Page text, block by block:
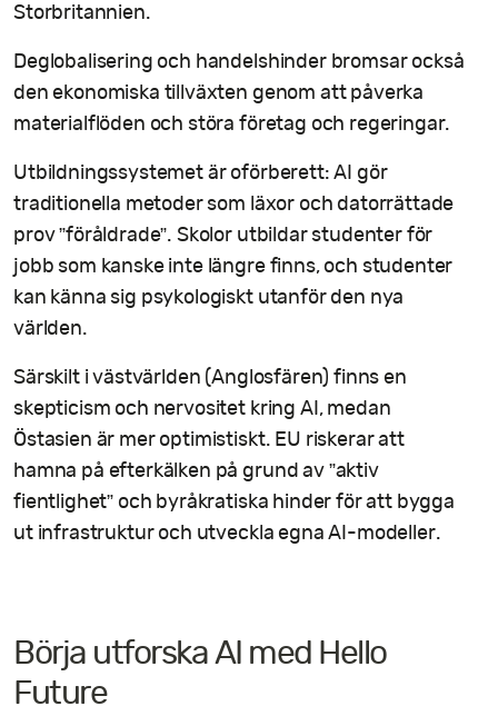
Storbritannien.
Deglobalisering och handelshinder bromsar också
den ekonomiska tillväxten genom att påverka
materialflöden och störa företag och regeringar.
Utbildningssystemet är oförberett: AI gör
traditionella metoder som läxor och datorrättade
prov ”föråldrade”. Skolor utbildar studenter för
jobb som kanske inte längre finns, och studenter
kan känna sig psykologiskt utanför den nya
världen.
Särskilt i västvärlden (Anglosfären) finns en
skepticism och nervositet kring AI, medan
Östasien är mer optimistiskt. EU riskerar att
hamna på efterkälken på grund av ”aktiv
fientlighet” och byråkratiska hinder för att bygga
ut infrastruktur och utveckla egna AI-modeller.
Börja utforska AI med Hello
Future